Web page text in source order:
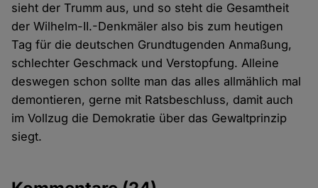
sieht der Trumm aus, und so steht die Gesamtheit
der Wilhelm-II.-Denkmäler also bis zum heutigen
Tag für die deutschen Grundtugenden Anmaßung,
schlechter Geschmack und Verstopfung. Alleine
deswegen schon sollte man das alles allmählich mal
demontieren, gerne mit Ratsbeschluss, damit auch
im Vollzug die Demokratie über das Gewaltprinzip
siegt.